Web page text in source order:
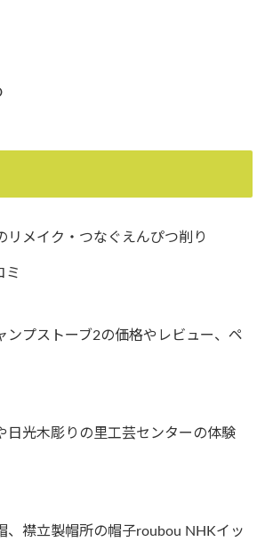
リメイク・つなぐえんぴつ削り
ミ
ンプストーブ2の価格やレビュー、ペ
日光木彫りの里工芸センターの体験
、襟立製帽所の帽子roubou NHKイッ